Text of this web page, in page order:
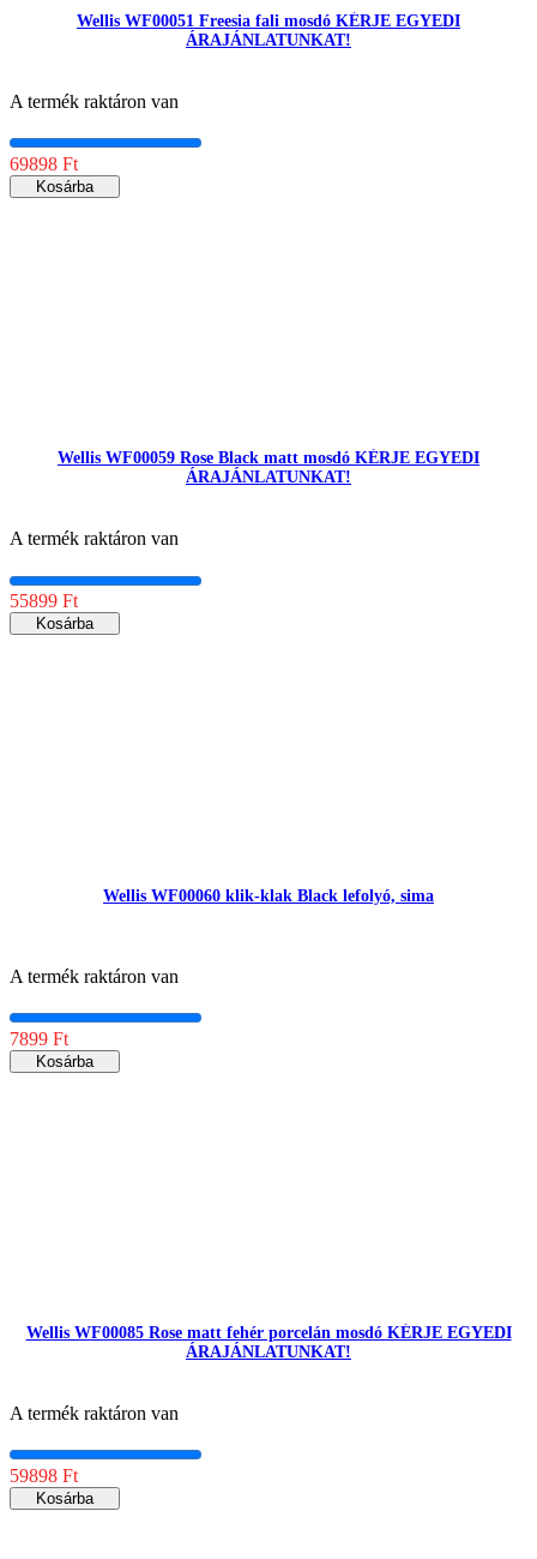
Wellis WF00051 Freesia fali mosdó KÉRJE EGYEDI
ÁRAJÁNLATUNKAT!
A termék raktáron van
69898 Ft
Kosárba
Wellis WF00059 Rose Black matt mosdó KÉRJE EGYEDI
ÁRAJÁNLATUNKAT!
A termék raktáron van
55899 Ft
Kosárba
Wellis WF00060 klik-klak Black lefolyó, sima
A termék raktáron van
7899 Ft
Kosárba
Wellis WF00085 Rose matt fehér porcelán mosdó KÉRJE EGYEDI
ÁRAJÁNLATUNKAT!
A termék raktáron van
59898 Ft
Kosárba